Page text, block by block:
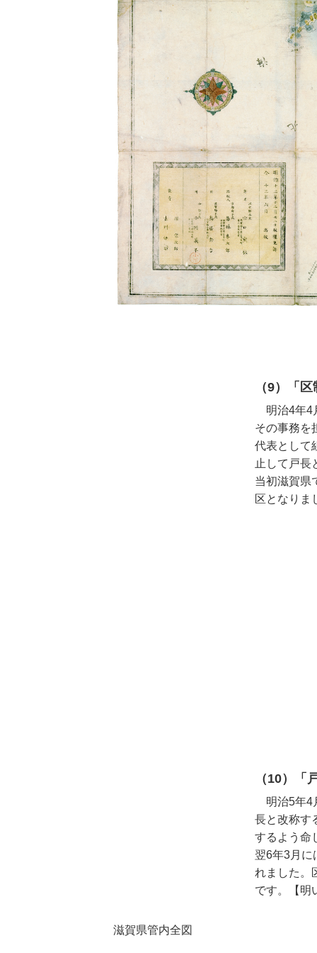
滋賀県管内全図
所蔵資料について
特定歴史公文書、行政資料等
資料の探し方
検索システムの利用方法
デジタル展示
過去の展示資料
資料目録
エクセル形式の旧目録
学校連携
授業活用のための資料画像等
県史編さん
滋賀県史の編さん
３ 新
（9）「
明治4年4
その事務を
代表として
止して戸長
当初滋賀県
区となりま
（10）「
明治5年4
長と改称す
するよう命
翌6年3月に
れました。
です。【明